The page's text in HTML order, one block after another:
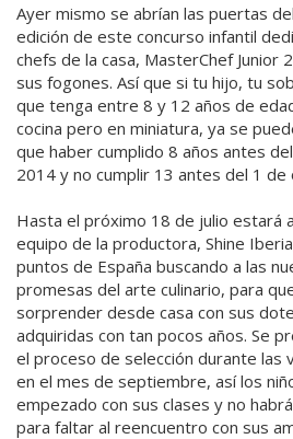
Ayer mismo se abrían las puertas
edición de este concurso infantil
chefs de la casa, MasterChef Junior
sus fogones. Así que si tu hijo, tu
que tenga entre 8 y 12 años de
cocina pero en miniatura, ya se
que haber cumplido 8 años antes
2014 y no cumplir 13 antes del 1 de
Hasta el próximo 18 de julio estará
equipo de la productora, Shine
puntos de España buscando a las
promesas del arte culinario, para
sorprender desde casa con sus
adquiridas con tan pocos años. Se
el proceso de selección durante las
en el mes de septiembre, así los
empezado con sus clases y no
para faltar al reencuentro con sus